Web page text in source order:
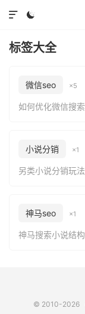


标签大全
微信seo ×5
小说分销 ×1
神马seo ×1
© 2010-2026